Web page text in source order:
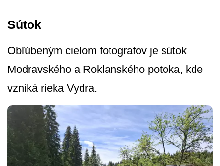
Sútok
Obľúbeným cieľom fotografov je sútok
Modravského a Roklanského potoka, kde
vzniká rieka Vydra.